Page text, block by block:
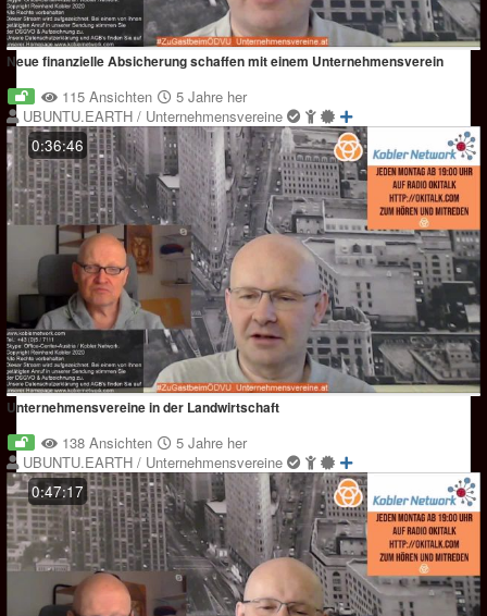
Neue finanzielle Absicherung schaffen mit einem Unternehmensverein
115 Ansichten
5 Jahre her
UBUNTU.EARTH / Unternehmensvereine
0:36:46
Unternehmensvereine in der Landwirtschaft
138 Ansichten
5 Jahre her
UBUNTU.EARTH / Unternehmensvereine
0:47:17